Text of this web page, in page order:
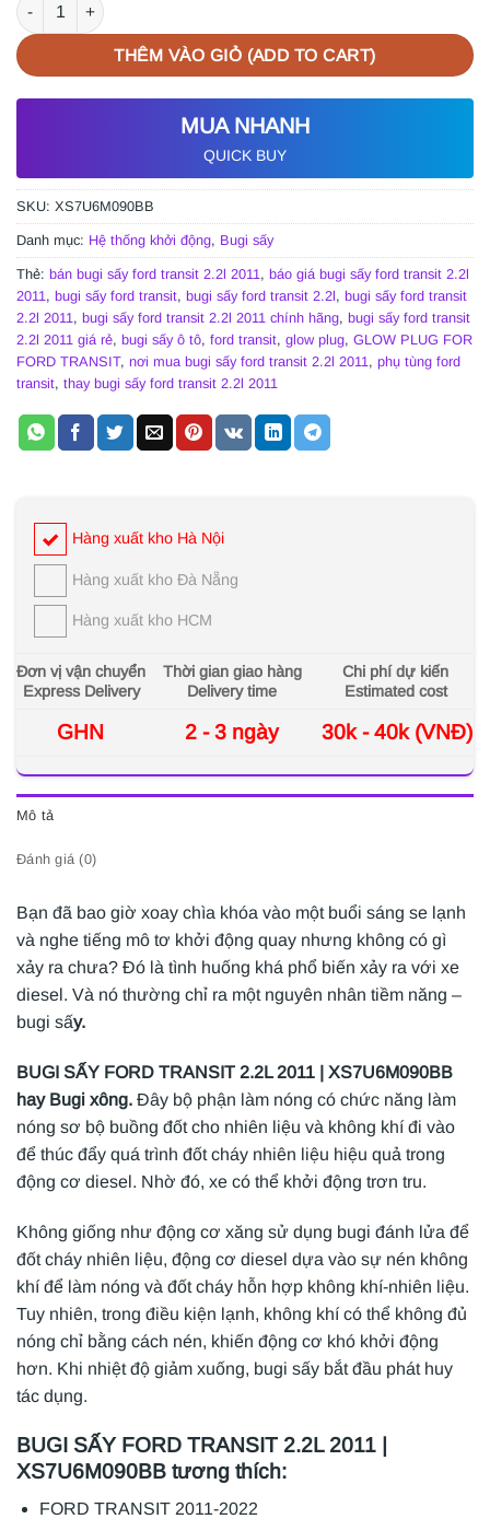
THÊM VÀO GIỎ (ADD TO CART)
MUA NHANH
QUICK BUY
SKU: XS7U6M090BB
Danh mục: Hệ thống khởi động, Bugi sấy
Thẻ: bán bugi sấy ford transit 2.2l 2011, báo giá bugi sấy ford transit 2.2l
2011, bugi sấy ford transit, bugi sấy ford transit 2.2l, bugi sấy ford transit
2.2l 2011, bugi sấy ford transit 2.2l 2011 chính hãng, bugi sấy ford transit
2.2l 2011 giá rẻ, bugi sấy ô tô, ford transit, glow plug, GLOW PLUG FOR
FORD TRANSIT, nơi mua bugi sấy ford transit 2.2l 2011, phụ tùng ford
transit, thay bugi sấy ford transit 2.2l 2011
Hàng xuất kho Hà Nội
Hàng xuất kho Đà Nẵng
Hàng xuất kho HCM
Đơn vị vận chuyển
Express Delivery
Thời gian giao hàng
Delivery time
Chi phí dự kiến
Estimated cost
GHN 2 - 3 ngày 30k - 40k (VNĐ)
Mô tả
Đánh giá (0)
Bạn đã bao giờ xoay chìa khóa vào một buổi sáng se lạnh
và nghe tiếng mô tơ khởi động quay nhưng không có gì
xảy ra chưa? Đó là tình huống khá phổ biến xảy ra với xe
diesel. Và nó thường chỉ ra một nguyên nhân tiềm năng –
bugi sấy.
BUGI SẤY FORD TRANSIT 2.2L 2011 | XS7U6M090BB
hay Bugi xông. Đây bộ phận làm nóng có chức năng làm
nóng sơ bộ buồng đốt cho nhiên liệu và không khí đi vào
để thúc đẩy quá trình đốt cháy nhiên liệu hiệu quả trong
động cơ diesel. Nhờ đó, xe có thể khởi động trơn tru.
Không giống như động cơ xăng sử dụng bugi đánh lửa để
đốt cháy nhiên liệu, động cơ diesel dựa vào sự nén không
khí để làm nóng và đốt cháy hỗn hợp không khí-nhiên liệu.
Tuy nhiên, trong điều kiện lạnh, không khí có thể không đủ
nóng chỉ bằng cách nén, khiến động cơ khó khởi động
hơn. Khi nhiệt độ giảm xuống, bugi sấy bắt đầu phát huy
tác dụng.
BUGI SẤY FORD TRANSIT 2.2L 2011 |
XS7U6M090BB tương thích:
FORD TRANSIT 2011-2022